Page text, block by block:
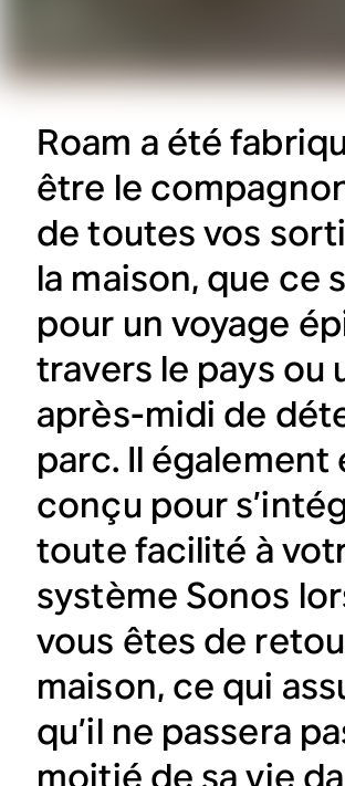
Roam a été
être le
de toutes vos
la maison, que ce
pour un voyage
travers le pays ou
après-midi de
parc. Il également
conçu pour
toute facilité à
système Sonos
vous êtes de
maison, ce qui
qu’il ne passera
moitié de sa vie